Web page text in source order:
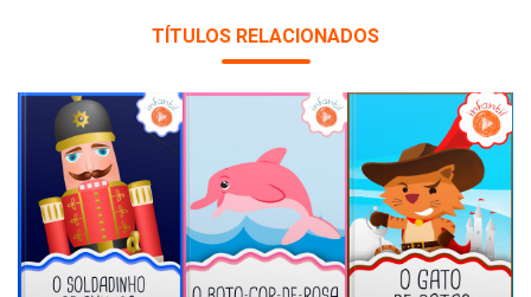
TÍTULOS RELACIONADOS